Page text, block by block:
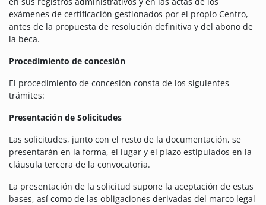
exámenes de certificación gestionados por el propio Centro,
antes de la propuesta de resolución definitiva y del abono de
la beca.
Procedimiento de concesión
El procedimiento de concesión consta de los siguientes
trámites:
Presentación de Solicitudes
Las solicitudes, junto con el resto de la documentación, se
presentarán en la forma, el lugar y el plazo estipulados en la
cláusula tercera de la convocatoria.
La presentación de la solicitud supone la aceptación de estas
bases, así como de las obligaciones derivadas del marco legal